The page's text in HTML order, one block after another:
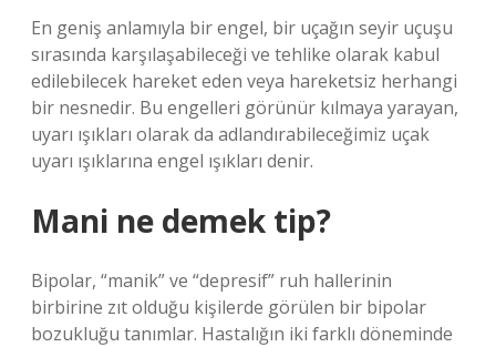
En geniş anlamıyla bir engel, bir uçağın seyir uçuşu
sırasında karşılaşabileceği ve tehlike olarak kabul
edilebilecek hareket eden veya hareketsiz herhangi
bir nesnedir. Bu engelleri görünür kılmaya yarayan,
uyarı ışıkları olarak da adlandırabileceğimiz uçak
uyarı ışıklarına engel ışıkları denir.
Mani ne demek tip?
Bipolar, “manik” ve “depresif” ruh hallerinin
birbirine zıt olduğu kişilerde görülen bir bipolar
bozukluğu tanımlar. Hastalığın iki farklı döneminde